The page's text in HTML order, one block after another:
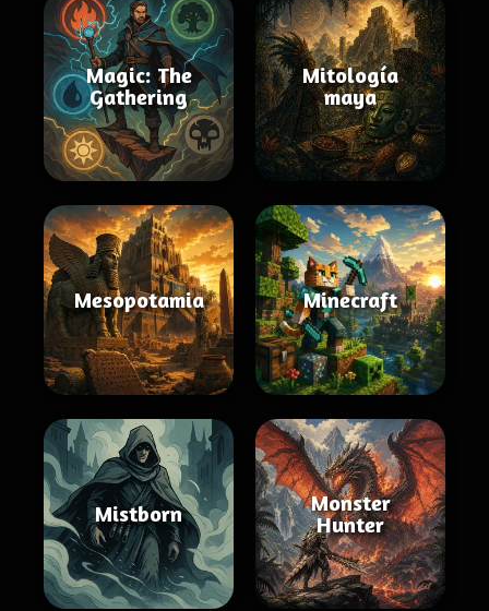
Magic: The
Gathering
Mitología
maya
Mesopotamia Minecraft
Mistborn
Monster
Hunter